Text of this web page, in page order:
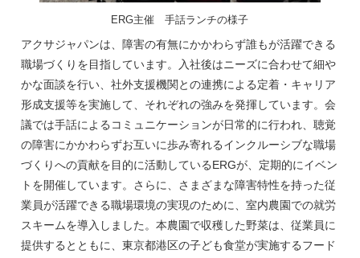
ERG主催 手話ランチの様子
アクサジャパンは、障害の有無にかかわらず誰もが活躍できる
職場づくりを目指しています。入社後はニーズに合わせて細や
かな面談を行い、社外支援機関との連携による定着・キャリア
形成支援等を実施して、それぞれの強みを発揮しています。会
議では手話によるコミュニケーションが日常的に行われ、聴覚
の障害にかかわらずお互いに歩み寄れるインクルーシブな職場
づくりへの貢献を目的に活動しているERGが、定期的にイベン
トを開催しています。さらに、さまざまな障害特性を持った従
業員が活躍できる職場環境の実現のために、室内農園での就労
スキームを導入しました。本農園で収穫した野菜は、従業員に
提供するとともに、東京都港区の子ども食堂が実施するフード